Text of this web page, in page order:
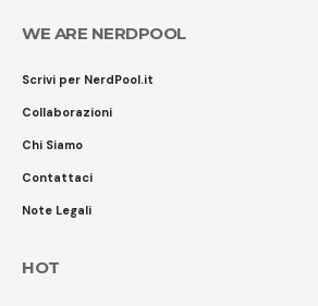
WE ARE NERDPOOL
Scrivi per NerdPool.it
Collaborazioni
Chi Siamo
Contattaci
Note Legali
HOT